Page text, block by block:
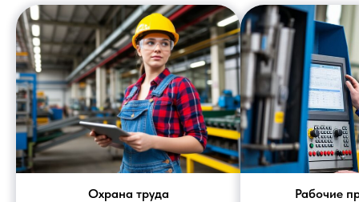
Охрана труда Рабочие